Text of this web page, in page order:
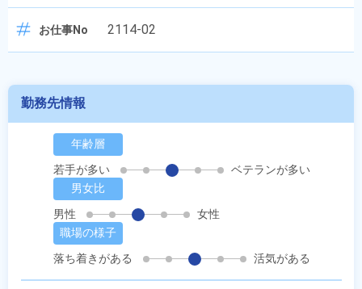
お仕事No 2114-02
勤務先情報
年齢層
若手が多い
ベテランが多い
男女比
男性
女性
職場の様子
落ち着きがある
活気がある